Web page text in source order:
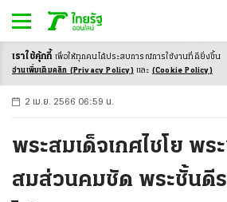
-ก ก ก+
2 เม.ย. 2566 06:59 น.
พระสมเด็จเกศไชโย พร
สมส่วนคมชัด พระชั้นดี
เราใช้คุ้กกี้ เพื่อให้ทุกคนได้ประสบการณ์การใช้งานที่ดียิ่งขึ้น
อ่านเพิ่มเติมคลิก (Privacy Policy) และ (Cookie Policy)